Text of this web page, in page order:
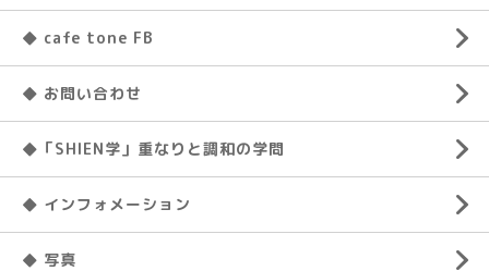
◆ cafe tone FB
◆ お問い合わせ
◆「SHIEN学」重なりと調和の学問
◆ インフォメーション
◆ 写真